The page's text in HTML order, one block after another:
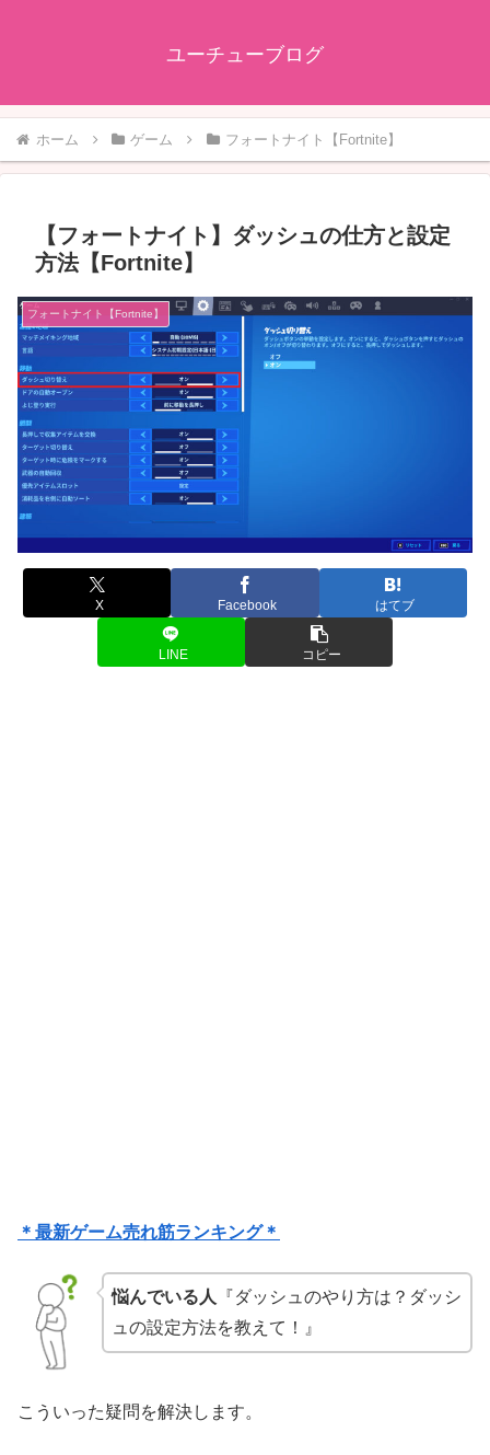
ユーチューブログ
ホーム ゲーム フォートナイト【Fortnite】
【フォートナイト】ダッシュの仕方と設定
方法【Fortnite】
フォートナイト【Fortnite】
X Facebook はてブ
LINE コピー
＊最新ゲーム売れ筋ランキング＊
悩んでいる人 『ダッシュのやり方は？ダッシ
ュの設定方法を教えて！』
こういった疑問を解決します。